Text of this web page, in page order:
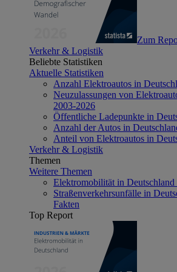
Zum
Verkehr & Logistik
Beliebte Statistiken
Aktuelle Statistiken
Anzahl Elektroautos in
Neuzulassungen von
2003-2026
Öffentliche Ladepunkte in
Anzahl der Autos in
Anteil von Elektroautos in
Verkehr & Logistik
Themen
Weitere Themen
Elektromobilität in
Straßenverkehrsunfälle in
Fakten
Top Report